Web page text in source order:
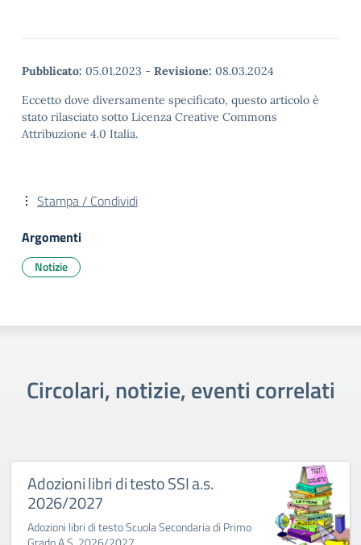
Pubblicato: 05.01.2023 - Revisione: 08.03.2024
Eccetto dove diversamente specificato, questo articolo è
stato rilasciato sotto Licenza Creative Commons
Attribuzione 4.0 Italia.
Stampa / Condividi
Argomenti
Notizie
Circolari, notizie, eventi correlati
Adozioni libri di testo SSI a.s.
2026/2027
Adozioni libri di testo Scuola Secondaria di Primo